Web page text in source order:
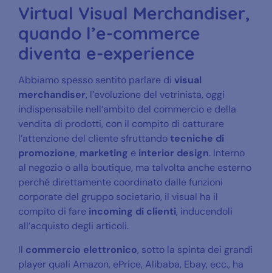
Virtual Visual Merchandiser,
quando l’e-commerce
diventa e-experience
Abbiamo spesso sentito parlare di visual
merchandiser, l’evoluzione del vetrinista, oggi
indispensabile nell’ambito del commercio e della
vendita di prodotti, con il compito di catturare
l’attenzione del cliente sfruttandotecniche di
promozione, marketing e interior design. Interno
al negozio o alla boutique, ma talvolta anche esterno
perché direttamente coordinato dalle funzioni
corporate del gruppo societario, il visual ha il
compito di fare incoming di clienti, inducendoli
all’acquisto degli articoli.
Il commercio elettronico, sotto la spinta dei grandi
player quali Amazon, ePrice, Alibaba, Ebay, ecc., ha